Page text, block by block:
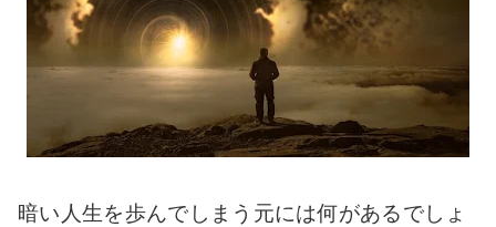
暗い人生を歩んでしまう元には何があるでしょ